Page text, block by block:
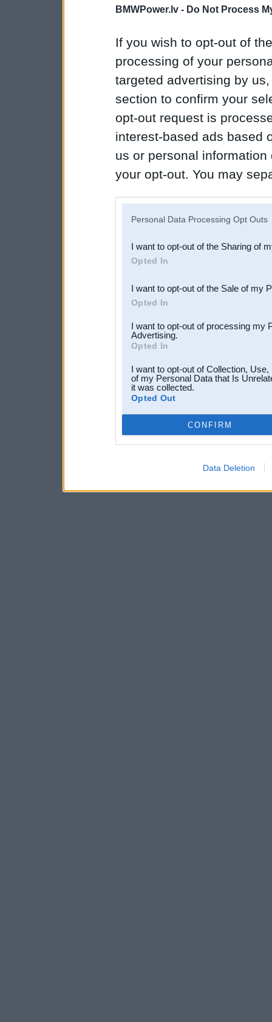
BMWPower.lv - Do Not Process
If you wish to opt-out of
processing of your
targeted advertising by
section to confirm your
opt-out request is
interest-based ads based
us or personal
your opt-out. You may
Downstream Participants
third parties.
Personal Data Processing Opt Outs
I want to opt-out of the Sharing of
Opted In
I want to opt-out of the Sale of my
Opted In
I want to opt-out of processing my
Advertising.
Opted In
I want to opt-out of Collection,
of my Personal Data that Is
it was collected.
Opted Out
CONFIRM
Data Deletion